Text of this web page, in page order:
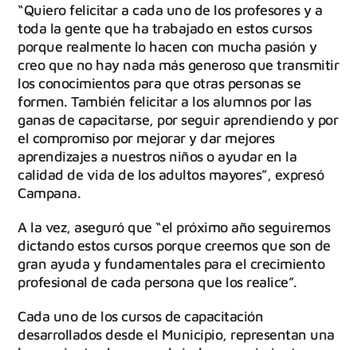
“Quiero felicitar a cada uno de los profesores y a
toda la gente que ha trabajado en estos cursos
porque realmente lo hacen con mucha pasión y
creo que no hay nada más generoso que transmitir
los conocimientos para que otras personas se
formen. También felicitar a los alumnos por las
ganas de capacitarse, por seguir aprendiendo y por
el compromiso por mejorar y dar mejores
aprendizajes a nuestros niños o ayudar en la
calidad de vida de los adultos mayores”, expresó
Campana.
A la vez, aseguró que “el próximo año seguiremos
dictando estos cursos porque creemos que son de
gran ayuda y fundamentales para el crecimiento
profesional de cada persona que los realice”.
Cada uno de los cursos de capacitación
desarrollados desde el Municipio, representan una